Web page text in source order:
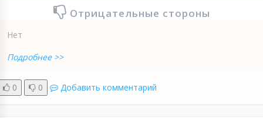
Отрицательные стороны
Нет
Подробнее >>
0 0 Добавить комментарий